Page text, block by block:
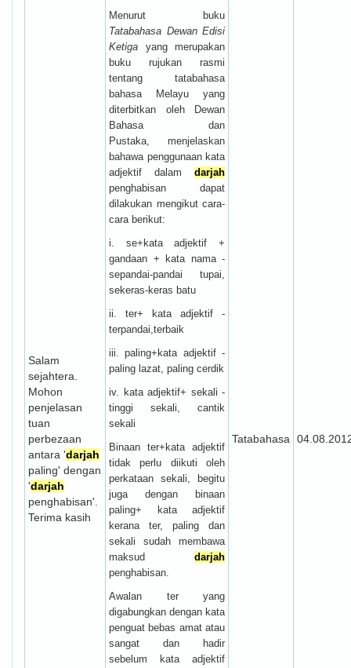
Salam
sejahtera.
Mohon
penjelasan
tuan
perbezaan
antara 'darjah
paling' dengan
'darjah
penghabisan'.
Terima kasih
Menurut buku
Tatabahasa Dewan Edisi
Ketiga yang merupakan
buku rujukan rasmi
tentang tatabahasa
bahasa Melayu yang
diterbitkan oleh Dewan
Bahasa dan
Pustaka, menjelaskan
bahawa penggunaan kata
adjektif dalam darjah
penghabisan dapat
dilakukan mengikut cara-
cara berikut:
i. se+kata adjektif +
gandaan + kata nama -
sepandai-pandai tupai,
sekeras-keras batu
ii. ter+ kata adjektif -
terpandai,terbaik
iii. paling+kata adjektif -
paling lazat, paling cerdik
iv. kata adjektif+ sekali -
tinggi sekali, cantik
sekali
Binaan ter+kata adjektif
tidak perlu diikuti oleh
perkataan sekali, begitu
juga dengan binaan
paling+ kata adjektif
kerana ter, paling dan
sekali sudah membawa
maksud darjah
penghabisan.
Awalan ter yang
digabungkan dengan kata
penguat bebas amat atau
sangat dan hadir
sebelum kata adjektif
Tatabahasa